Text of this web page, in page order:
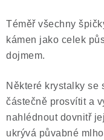
Téměř všechny
kámen jako celek
dojmem.
Některé krystalky se
částečně prosvítit a
nahlédnout dovnitř
ukrývá půvabné